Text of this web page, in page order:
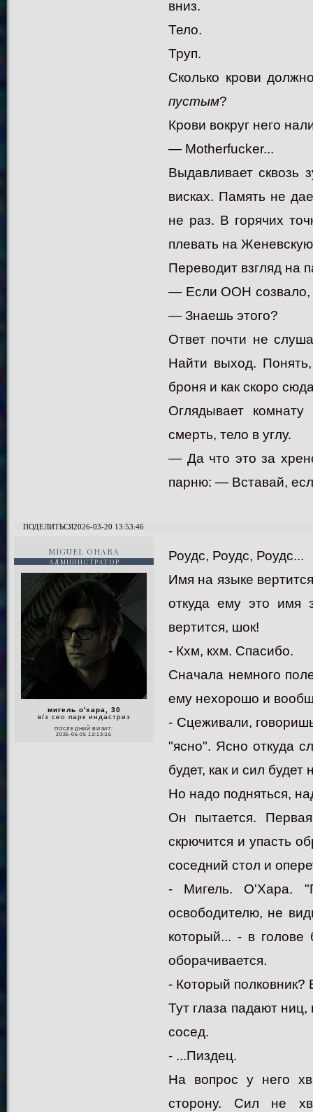
вниз.
Тело.
Труп.
Сколько крови
пустым?
Крови вокруг него
— Motherfucker...
Выдавливает сквозь
висках. Память не
не раз. В горячих
плевать на
Переводит взгляд на
— Если ООН созвало,
— Знаешь этого?
Ответ почти не
Найти выход.
броня и как скоро
Оглядывает
смерть, тело в углу.
— Да что это за
парню: — Вставай,
ПОДЕЛИТЬСЯ2026-03-20 13:53:46
MIGUEL OHARA
АДМИНИСТРАТОР
мигель о'хара, 30
в/з сео парк индастриз
ПОСЛЕДНИЙ ВИЗИТ:
2026-06-05 12:13:16
Роудс, Роудс, Роудс...
Имя на языке
откуда ему это имя
вертится, шок!
- Кхм, кхм. Спасибо.
Сначала немного
ему нехорошо и
- Сцеживали,
"ясно". Ясно откуда
будет, как и сил
Но надо подняться,
Он пытается.
скрючится и упасть
соседний стол и
- Мигель. О'Хара.
освободителю, не
который... - в голове
оборачивается.
- Который
Тут глаза падают
сосед.
- ...Пиздец.
На вопрос у него
сторону. Сил не